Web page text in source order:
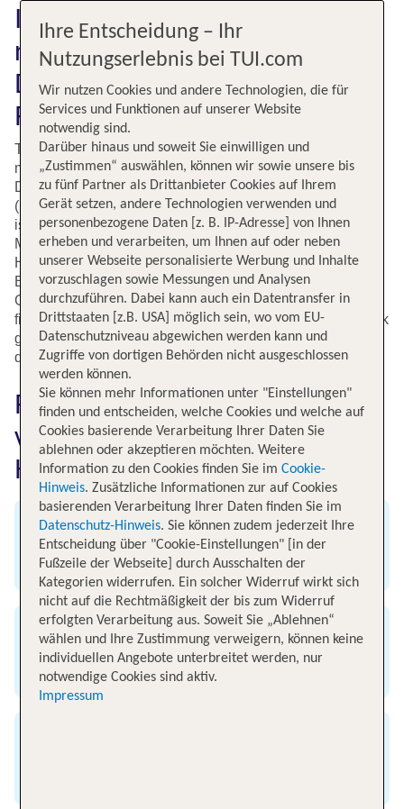
Insel Fuerteventura (FUE)
nach Hannover (HAJ) fliegen:
Der richtige Ort für günstige
Flüge!
TUI ist Experte für Flüge und Urlaubsreisen und besticht
mit einem großen Angebot. Auf dem Onlineportal findest
Du ganzjährig Flüge von der Kanareninsel Fuerteventura
(FUE) nach Hannover (HAJ) in Niedersachsen. Hannover
ist eine sehenswerte Stadt und aufgrund der Hannover-
Messe international bekannt. Denn immerhin hat
Hannover das größte Messegelände der Welt.
Erholungssuchende schätzen in Hannover vor allem das
Gelände um den Maschsee und Architekturliebhaber
finden in der Stadt wunderbare Kolonialbauten. Zum Glück
gibt es bei TUI günstige Flüge nach Hannover - auch von
der kanarischen Insel Fuerteventura aus.
Fluginformationen für Flüge
von Fuerteventura nach
Hannover
Abflug
Flughafen Fuerteventura
Ankunft
Flughafen Hannover
Ihre Entscheidung – Ihr
Nutzungserlebnis bei TUI.com
Wir nutzen Cookies und andere Technologien, die für
Services und Funktionen auf unserer Website
notwendig sind.
Darüber hinaus und soweit Sie einwilligen und
„Zustimmen“ auswählen, können wir sowie unsere bis
zu fünf Partner als Drittanbieter Cookies auf Ihrem
Gerät setzen, andere Technologien verwenden und
personenbezogene Daten [z. B. IP-Adresse] von Ihnen
erheben und verarbeiten, um Ihnen auf oder neben
unserer Webseite personalisierte Werbung und Inhalte
vorzuschlagen sowie Messungen und Analysen
durchzuführen. Dabei kann auch ein Datentransfer in
Drittstaaten [z.B. USA] möglich sein, wo vom EU-
Datenschutzniveau abgewichen werden kann und
Zugriffe von dortigen Behörden nicht ausgeschlossen
werden können.
Sie können mehr Informationen unter "Einstellungen"
finden und entscheiden, welche Cookies und welche auf
Cookies basierende Verarbeitung Ihrer Daten Sie
ablehnen oder akzeptieren möchten. Weitere
Information zu den Cookies finden Sie im Cookie-
Hinweis. Zusätzliche Informationen zur auf Cookies
basierenden Verarbeitung Ihrer Daten finden Sie im
Datenschutz-Hinweis. Sie können zudem jederzeit Ihre
Entscheidung über "Cookie-Einstellungen" [in der
Fußzeile der Webseite] durch Ausschalten der
Kategorien widerrufen. Ein solcher Widerruf wirkt sich
nicht auf die Rechtmäßigkeit der bis zum Widerruf
erfolgten Verarbeitung aus. Soweit Sie „Ablehnen“
wählen und Ihre Zustimmung verweigern, können keine
individuellen Angebote unterbreitet werden, nur
notwendige Cookies sind aktiv.
Impressum